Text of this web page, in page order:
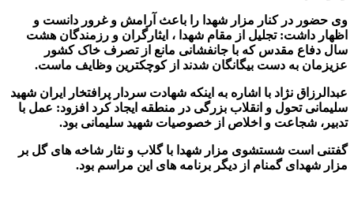
وی حضور در کنار مزار شهدا را باعث آرامش و غرور دانست و
اظهار داشت: تجلیل از مقام شهدا ، ایثارگران و رزمندگان هشت
سال دفاع مقدس که با جانفشانی مانع از تصرف خاک کشور
عزیزمان به دست بیگانگان شدند از کوچکترین وظایف ماست.
عبدالرزاق نژاد با اشاره به اینکه شهادت سردار پرافتخار ایران شهید
سلیمانی تحول و انقلاب بزرگی در منطقه ایجاد کرد افزود: عمل با
تدبیر، شجاعت و اخلاص از خصوصیات شهید سلیمانی بود.
گفتنی است شستشوی مزار شهدا با گلاب و نثار شاخه های گل بر
مزار شهدای گمنام از دیگر برنامه های این مراسم بود.